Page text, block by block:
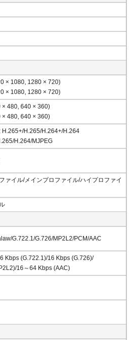
× 1080, 1280 × 720)
× 1080, 1280 × 720)
× 480, 640 × 360)
× 480, 640 × 360)
H.265+/H.265/H.264+/H.264
H.264/MJPEG
ァイル/メインプロファイル/ハイプロファイ
G.722.1/G.726/MP2L2/PCM/AAC
Kbps (G.722.1)/16 Kbps (G.726)/
16～64 Kbps (AAC)